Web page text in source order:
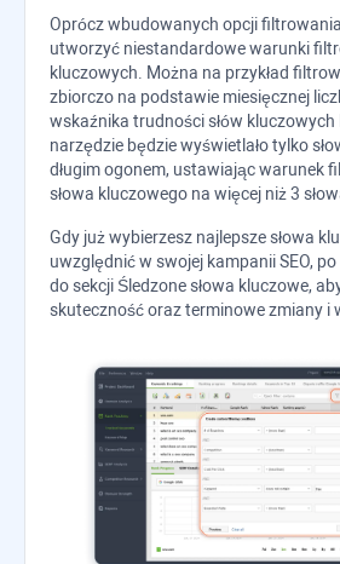
Oprócz wbudowanych opcji
utworzyć niestandardowe warunki
kluczowych. Można na przykład
zbiorczo na podstawie miesięcznej
wskaźnika trudności słów kluczowych
narzędzie będzie wyświetlało tylko
długim ogonem, ustawiając warunek
słowa kluczowego na więcej niż 3
Gdy już wybierzesz najlepsze słowa
uwzględnić w swojej kampanii SEO,
do sekcji Śledzone słowa kluczowe,
skuteczność oraz terminowe zmiany i